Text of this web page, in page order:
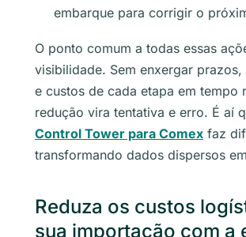
embarque para corrigir o
O ponto comum a todas essas
visibilidade. Sem enxergar
e custos de cada etapa em tempo
redução vira tentativa e erro. É aí
Control Tower para Comex faz
transformando dados dispersos
Reduza os custos
sua importação com a